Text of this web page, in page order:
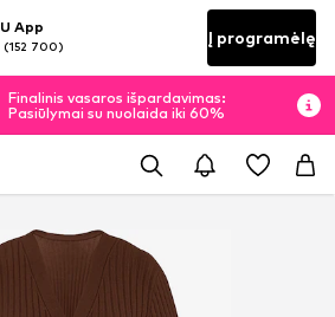
App
(152 700) Į programėlę
Finalinis vasaros išpardavimas:
Pasiūlymai su nuolaida iki 60%